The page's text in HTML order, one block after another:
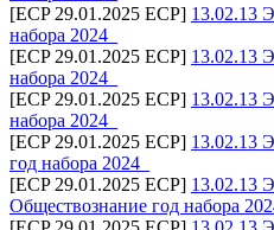
[ECP 29.01.2025 ECP] 13.02.13
набора 2024_
[ECP 29.01.2025 ECP] 13.02.13
набора 2024_
[ECP 29.01.2025 ECP] 13.02.13
набора 2024_
[ECP 29.01.2025 ECP] 13.02.13
год набора 2024_
[ECP 29.01.2025 ECP] 13.02.13
Обществознание год набора